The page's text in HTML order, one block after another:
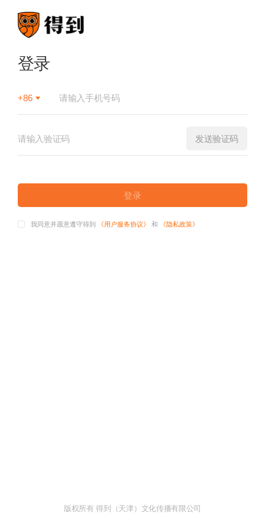
登录
+86
发送验证码
登录
我同意并愿意遵守得到 《用户服务协议》 和 《隐私政策》
版权所有 得到（天津）文化传播有限公司